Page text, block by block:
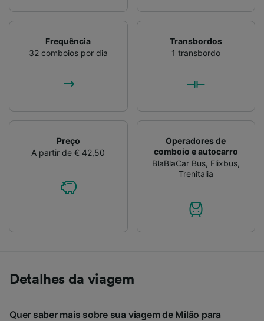
Frequência
32 comboios por dia
Transbordos
1 transbordo
Preço
A partir de € 42,50
Operadores de
comboio e autocarro
BlaBlaCar Bus, Flixbus,
Trenitalia
Detalhes da viagem
Quer saber mais sobre sua viagem de Milão para